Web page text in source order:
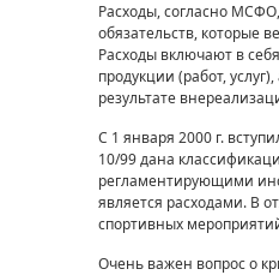
Расходы, согласно
обязательств, которые
Расходы включают в
продукции (работ,
результате
С 1 января 2000 г.
10/99 дана
регламенти­рующими
является расходами. В
спортивных
Очень важен вопрос о